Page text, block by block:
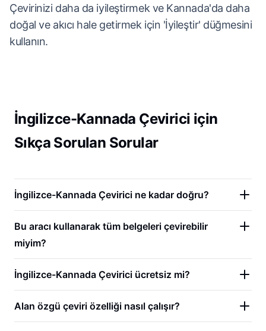
Çevirinizi daha da iyileştirmek ve Kannada'da daha
doğal ve akıcı hale getirmek için 'İyileştir' düğmesini
kullanın.
İngilizce-Kannada Çevirici için
Sıkça Sorulan Sorular
İngilizce-Kannada Çevirici ne kadar doğru?
Bu aracı kullanarak tüm belgeleri çevirebilir
miyim?
İngilizce-Kannada Çevirici ücretsiz mi?
Alan özgü çeviri özelliği nasıl çalışır?